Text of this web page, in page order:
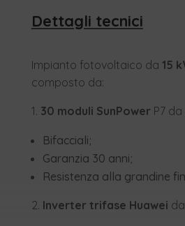
Dettagli tecnici
Impianto fotovoltaico da 15
composto da:
1. 30 moduli SunPower P7
Bifacciali;
Garanzia 30 anni;
Resistenza alla grandine
2. Inverter trifase Huawei